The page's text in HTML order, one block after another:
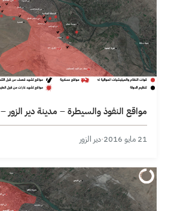
مواقع النفوذ والسيطرة – مدينة دير الزور – 21 أيار 2016
21 مايو 2016 ·دير الزور